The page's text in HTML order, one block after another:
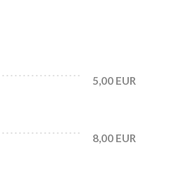
5,00 EUR
8,00 EUR